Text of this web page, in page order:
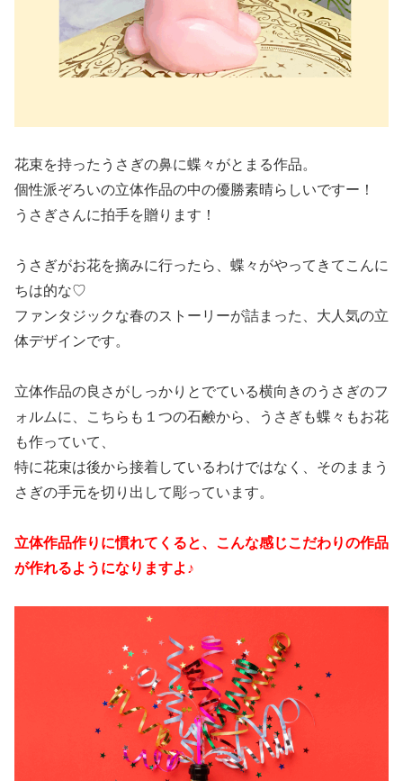
花束を持ったうさぎの鼻に蝶々がとまる作品。
個性派ぞろいの立体作品の中の優勝素晴らしいですー！
うさぎさんに拍手を贈ります！
うさぎがお花を摘みに行ったら、蝶々がやってきてこんに
ちは的な♡
ファンタジックな春のストーリーが詰まった、 大人気の立
体デザインです。
立体作品の良さがしっかりとでている横向きのうさぎのフ
ォルムに、こちらも１つの石鹸から、うさぎも蝶々もお花
も作っていて、
特に花束は後から接着しているわけではなく、そのままう
さぎの手元を切り出して彫っています。
立体作品作りに慣れてくると、こんな感じこだわりの作品
が作れるようになりますよ♪